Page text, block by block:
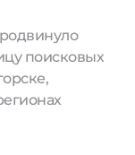
поисковых